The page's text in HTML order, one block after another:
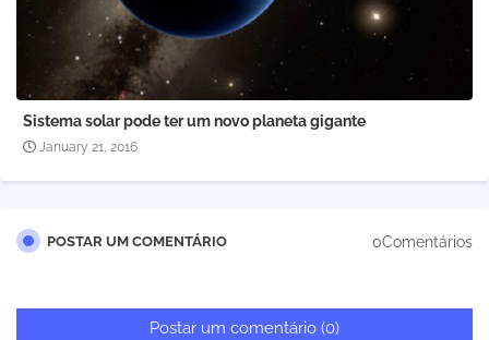
Sistema solar pode ter um novo planeta gigante
January 21, 2016
POSTAR UM COMENTÁRIO 0Comentários
Postar um comentário (0)